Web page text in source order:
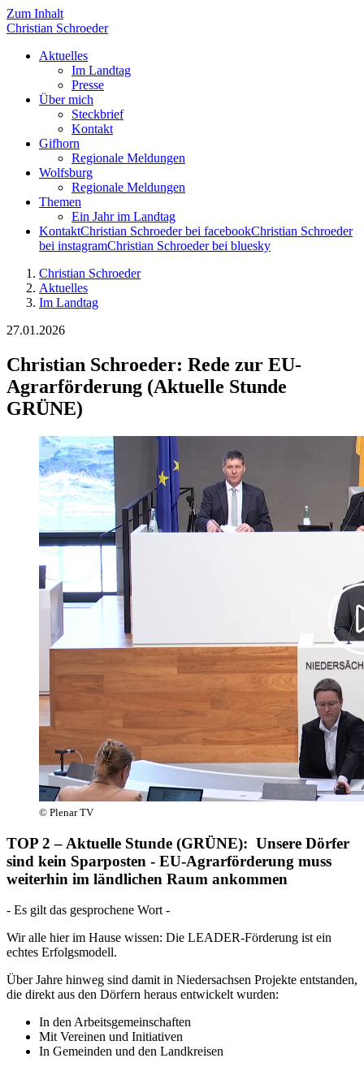
Zum Inhalt
Christian Schroeder
Aktuelles
Im Landtag
Presse
Über mich
Steckbrief
Kontakt
Gifhorn
Regionale Meldungen
Wolfsburg
Regionale Meldungen
Themen
Ein Jahr im Landtag
KontaktChristian Schroeder bei facebookChristian Schroeder
bei instagramChristian Schroeder bei bluesky
Christian Schroeder
Aktuelles
Im Landtag
27.01.2026
Christian Schroeder: Rede zur EU-
Agrarförderung (Aktuelle Stunde
GRÜNE)
© Plenar TV
TOP 2 – Aktuelle Stunde (GRÜNE): Unsere Dörfer
sind kein Sparposten - EU-Agrarförderung muss
weiterhin im ländlichen Raum ankommen
- Es gilt das gesprochene Wort -
Wir alle hier im Hause wissen: Die LEADER-Förderung ist ein
echtes Erfolgsmodell.
Über Jahre hinweg sind damit in Niedersachsen Projekte entstanden,
die direkt aus den Dörfern heraus entwickelt wurden:
In den Arbeitsgemeinschaften
Mit Vereinen und Initiativen
In Gemeinden und den Landkreisen